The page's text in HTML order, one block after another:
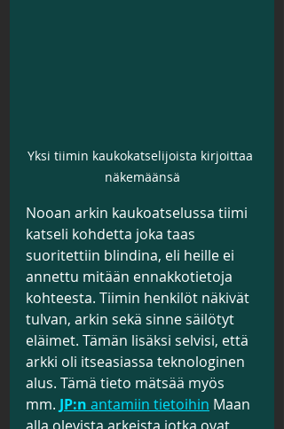
Yksi tiimin kaukokatselijoista kirjoittaa
näkemäänsä
Nooan arkin kaukoatselussa tiimi
katseli kohdetta joka taas
suoritettiin blindina, eli heille ei
annettu mitään ennakkotietoja
kohteesta. Tiimin henkilöt näkivät
tulvan, arkin sekä sinne säilötyt
eläimet. Tämän lisäksi selvisi, että
arkki oli itseasiassa teknologinen
alus. Tämä tieto mätsää myös
mm. JP:n antamiin tietoihin Maan
alla olevista arkeista jotka ovat